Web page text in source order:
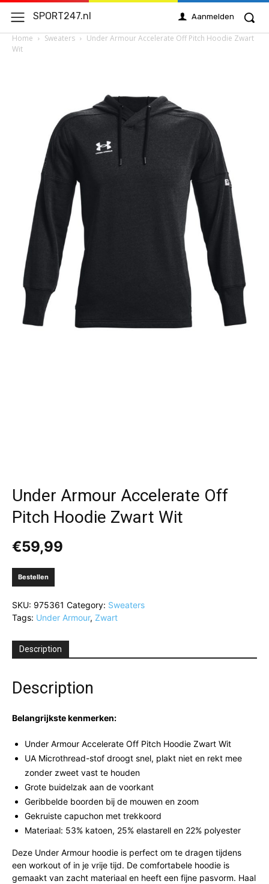
SPORT247.nl Aanmelden
Home Sweaters
Under Armour Accelerate Off Pitch Hoodie Zwart
Wit
Under Armour Accelerate Off
Pitch Hoodie Zwart Wit
€59,99
Bestellen
SKU: 975361 Category: Sweaters
Tags: Under Armour, Zwart
Description
Description
Belangrijkste kenmerken:
Under Armour Accelerate Off Pitch Hoodie Zwart Wit
UA Microthread-stof droogt snel, plakt niet en rekt mee
zonder zweet vast te houden
Grote buidelzak aan de voorkant
Geribbelde boorden bij de mouwen en zoom
Gekruiste capuchon met trekkoord
Materiaal: 53% katoen, 25% elastarell en 22% polyester
Deze Under Armour hoodie is perfect om te dragen tijdens
een workout of in je vrije tijd. De comfortabele hoodie is
gemaakt van zacht materiaal en heeft een fijne pasvorm. Haal